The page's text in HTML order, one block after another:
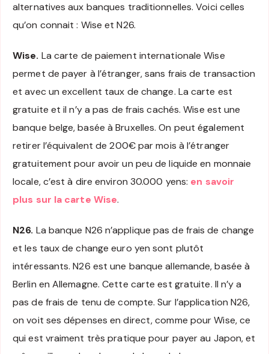
alternatives aux banques traditionnelles. Voici celles
qu’on connait : Wise et N26.
Wise. La carte de paiement internationale Wise
permet de payer à l’étranger, sans frais de transaction
et avec un excellent taux de change. La carte est
gratuite et il n’y a pas de frais cachés. Wise est une
banque belge, basée à Bruxelles. On peut également
retirer l’équivalent de 200€ par mois à l’étranger
gratuitement pour avoir un peu de liquide en monnaie
locale, c’est à dire environ 30.000 yens: en savoir
plus sur la carte Wise.
N26. La banque N26 n’applique pas de frais de change
et les taux de change euro yen sont plutôt
intéressants. N26 est une banque allemande, basée à
Berlin en Allemagne. Cette carte est gratuite. Il n’y a
pas de frais de tenu de compte. Sur l’application N26,
on voit ses dépenses en direct, comme pour Wise, ce
qui est vraiment très pratique pour payer au Japon, et